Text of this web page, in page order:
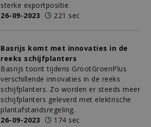
sterke exportpositie.
26-09-2023
221 sec
Basrijs komt met innovaties in de
reeks schijfplanters
Basrijs toont tijdens GrootGroenPlus
verschillende innovaties in de reeks
schijfplanters. Zo worden er steeds meer
schijfplanters geleverd met elektrische
plantafstandsregeling.
26-09-2023
174 sec